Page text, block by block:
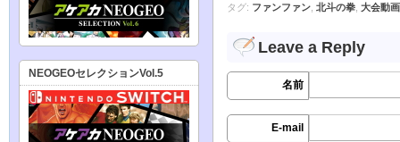
タグ: ファンファン 北斗の拳 大会動画
Leave a Reply
名前
E-mail
NEOGEOセレクションVol.5